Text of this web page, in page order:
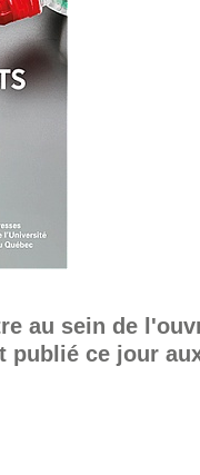
au sein de
publié ce jour